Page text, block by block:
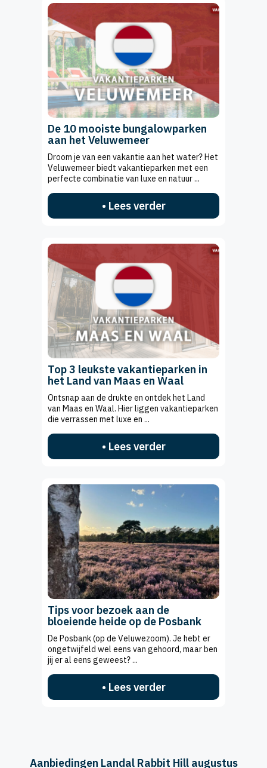
De 10 mooiste bungalowparken
aan het Veluwemeer
Droom je van een vakantie aan het water? Het
Veluwemeer biedt vakantieparken met een
perfecte combinatie van luxe en natuur ...
• Lees verder
Top 3 leukste vakantieparken in
het Land van Maas en Waal
Ontsnap aan de drukte en ontdek het Land
van Maas en Waal. Hier liggen vakantieparken
die verrassen met luxe en ...
• Lees verder
Tips voor bezoek aan de
bloeiende heide op de Posbank
De Posbank (op de Veluwezoom). Je hebt er
ongetwijfeld wel eens van gehoord, maar ben
jij er al eens geweest? ...
• Lees verder
Aanbiedingen Landal Rabbit Hill augustus